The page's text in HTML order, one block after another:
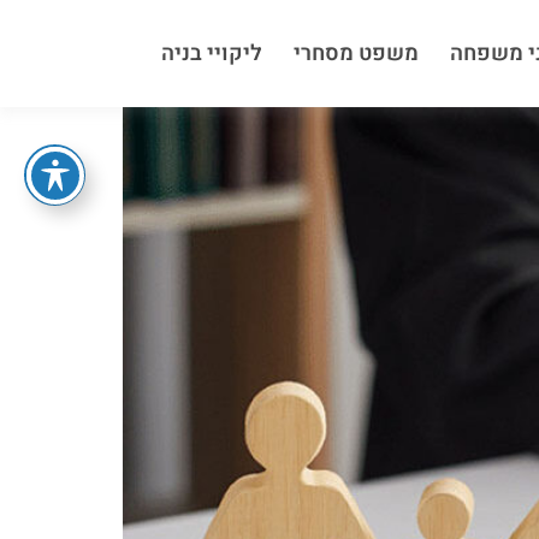
משפחה משפט מסחרי ליקויי בניה